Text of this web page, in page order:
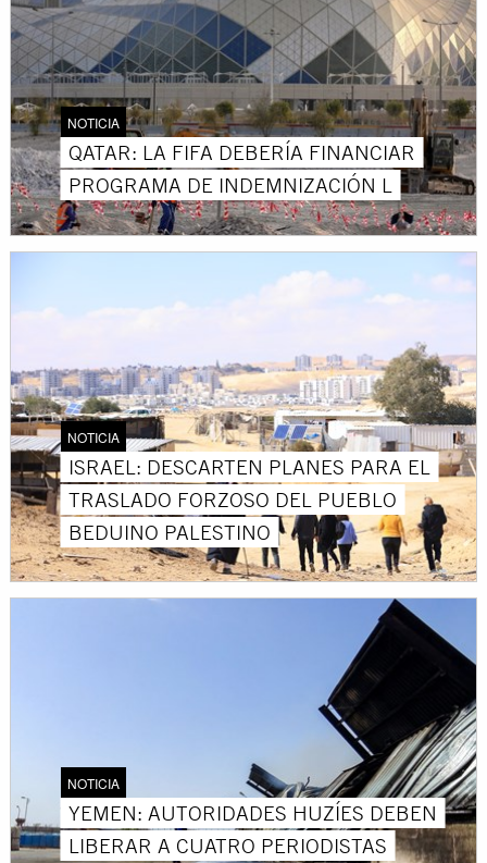
NOTICIA
QATAR: LA FIFA DEBERÍA FINANCIAR
PROGRAMA DE INDEMNIZACIÓN L
NOTICIA
ISRAEL: DESCARTEN PLANES PARA EL
TRASLADO FORZOSO DEL PUEBLO
BEDUINO PALESTINO
NOTICIA
YEMEN: AUTORIDADES HUZÍES DEBEN
LIBERAR A CUATRO PERIODISTAS